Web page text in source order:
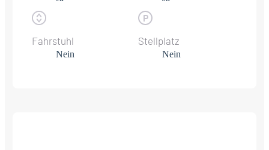
Fahrstuhl
Nein
Stellplatz
Nein